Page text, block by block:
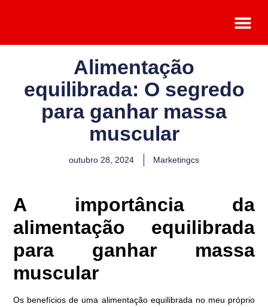
Alimentação
equilibrada: O segredo
para ganhar massa
muscular
outubro 28, 2024 Marketingcs
A importância da
alimentação equilibrada
para ganhar massa
muscular
Os benefícios de uma alimentação equilibrada no meu próprio